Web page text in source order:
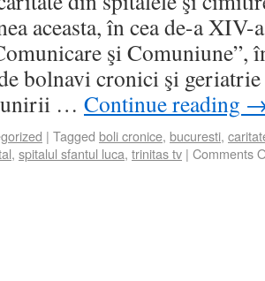
aceasta, în cea de-a XIV-
şi Comuniune”,
bolnavi cronici şi
… Continue reading
| Tagged boli cronice, bucuresti,
, spitalul sfantul luca, trinitas tv | Comments